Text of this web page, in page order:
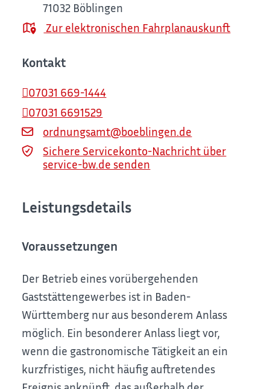
71032 Böblingen
Zur elektronischen Fahrplanauskunft
Kontakt
07031 669-1444
07031 6691529
ordnungsamt@boeblingen.de
Sichere Servicekonto-Nachricht über
service-bw.de senden
Leistungsdetails
Voraussetzungen
Der Betrieb eines vorübergehenden
Gaststättengewerbes ist in Baden-
Württemberg nur aus besonderem Anlass
möglich. Ein besonderer Anlass liegt vor,
wenn die gastronomische Tätigkeit an ein
kurzfristiges, nicht häufig auftretendes